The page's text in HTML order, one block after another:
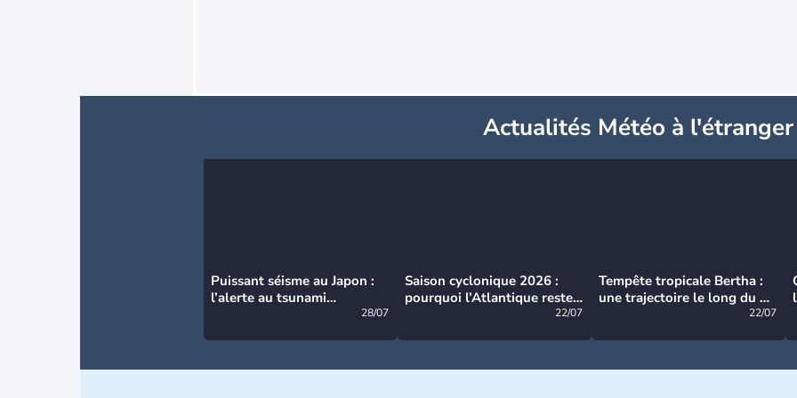
Actualités Météo à l'étranger
Puissant séisme au Japon :
l’alerte au tsunami
28/07
Saison cyclonique 2026 :
pourquoi l’Atlantique reste
22/07
Tempête tropicale Bertha :
une trajectoire le long du du
22/07